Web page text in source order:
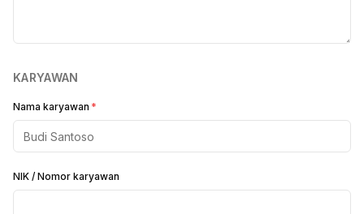
KARYAWAN
Nama karyawan *
NIK / Nomor karyawan